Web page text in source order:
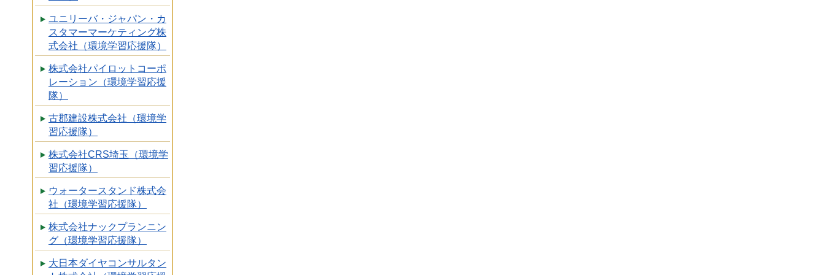
ユニリーバ・ジャパン・カ
スタマーマーケティング株
式会社（環境学習応援隊）
株式会社パイロットコーポ
レーション（環境学習応援
隊）
古郡建設株式会社（環境学
習応援隊）
株式会社CRS埼玉（環境学
習応援隊）
ウォータースタンド株式会
社（環境学習応援隊）
株式会社ナックプランニン
グ（環境学習応援隊）
大日本ダイヤコンサルタン